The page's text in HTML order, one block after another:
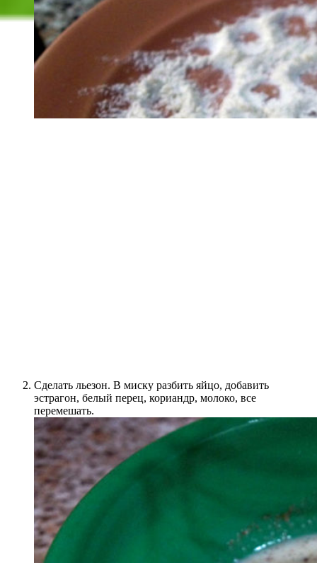
Сделать льезон. В миску разбить яйцо, добавить
эстрагон, белый перец, кориандр, молоко, все
перемешать.